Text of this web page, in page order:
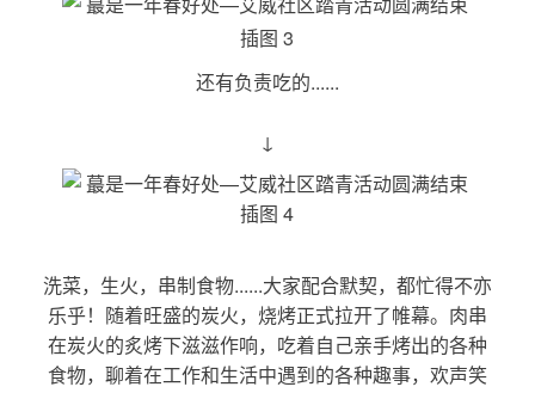
还有负责吃的......
↓
洗菜，生火，串制食物......大家配合默契，都忙得不亦
乐乎！随着旺盛的炭火，烧烤正式拉开了帷幕。肉串
在炭火的炙烤下滋滋作响，吃着自己亲手烤出的各种
食物，聊着在工作和生活中遇到的各种趣事，欢声笑